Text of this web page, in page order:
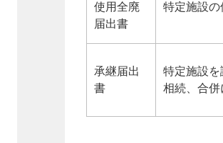
使用全廃
届出書
特定施設の
承継届出
書
特定施設
相続、合併